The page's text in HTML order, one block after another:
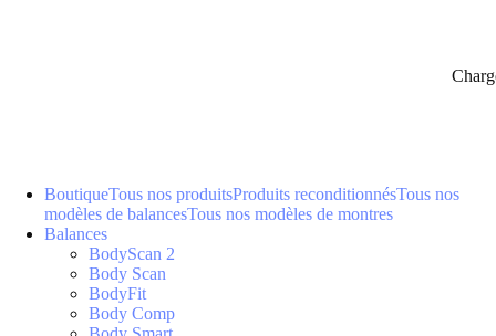
BoutiqueTous nos produitsProduits reconditionnésTous nos
modèles de balancesTous nos modèles de montres
Balances
BodyScan 2
Body Scan
BodyFit
Body Comp